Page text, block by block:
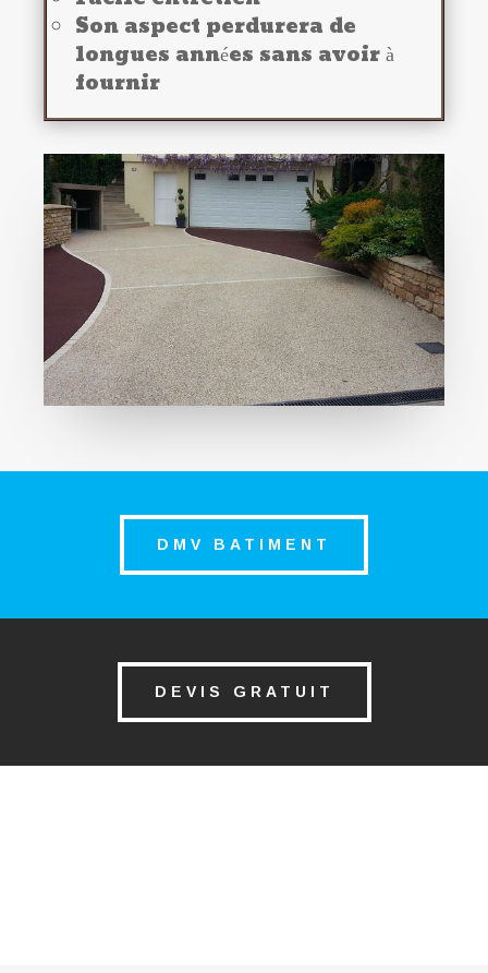
Son aspect perdurera de
longues années sans avoir à
fournir
DMV BATIMENT
DEVIS GRATUIT